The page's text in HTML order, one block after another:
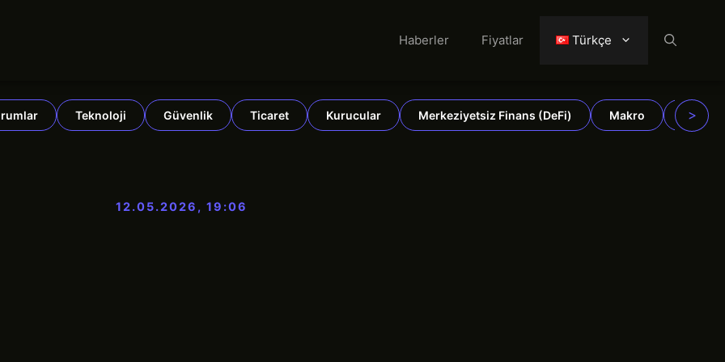
Haberler Fiyatlar Türkçe
Teknoloji Güvenlik Ticaret Kurucular Merkeziyetsiz Finans (DeFi) Makro >
12.05.2026, 19:06